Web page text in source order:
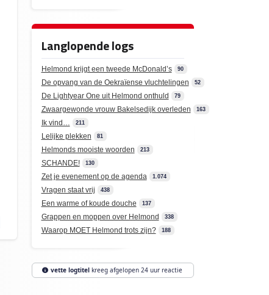
Langlopende logs
Helmond krijgt een tweede McDonald’s 90
De opvang van de Oekraïense vluchtelingen 52
De Lightyear One uit Helmond onthuld 79
Zwaargewonde vrouw Bakelsedijk overleden 163
Ik vind… 211
Lelijke plekken 81
Helmonds mooiste woorden 213
SCHANDE! 130
Zet je evenement op de agenda 1.074
Vragen staat vrij 438
Een warme of koude douche 137
Grappen en moppen over Helmond 338
Waarop MOET Helmond trots zijn? 188
vette logtitelkreeg afgelopen 24 uur reactie